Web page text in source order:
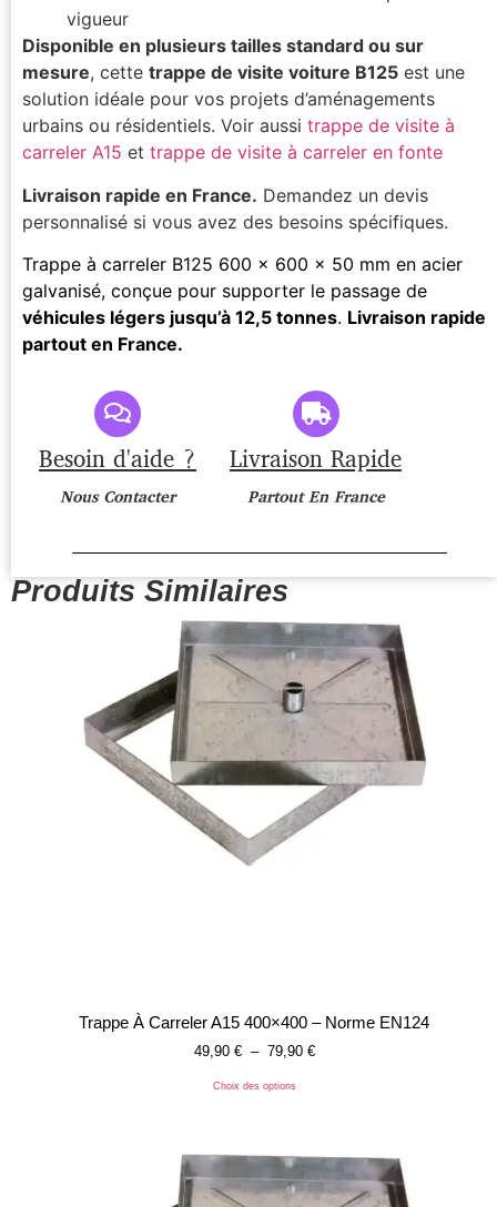
vigueur
Disponible en plusieurs tailles standard ou sur
mesure, cette trappe de visite voiture B125 est une
solution idéale pour vos projets d’aménagements
urbains ou résidentiels. Voir aussi trappe de visite à
carreler A15 et trappe de visite à carreler en fonte
Livraison rapide en France. Demandez un devis
personnalisé si vous avez des besoins spécifiques.
Trappe à carreler B125 600 x 600 x 50 mm en acier
galvanisé, conçue pour supporter le passage de
véhicules légers jusqu’à 12,5 tonnes. Livraison rapide
partout en France.
Besoin d'aide ?
Nous Contacter
Livraison Rapide
Partout En France
Produits Similaires
Trappe À Carreler A15 400×400 – Norme EN124
49,90 € – 79,90 €
Choix des options